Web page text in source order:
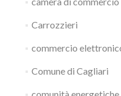
Carrozzieri
commercio
Comune di Cagliari